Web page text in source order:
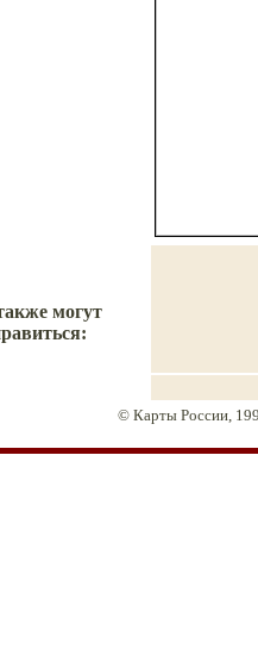
могут
© Карты России,